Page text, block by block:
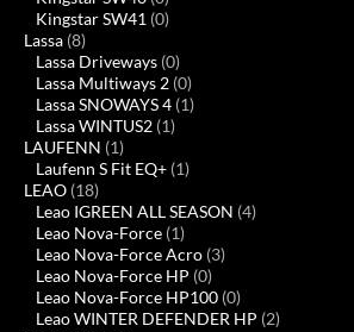
Kingstar SW41 (0)
Lassa (8)
Lassa Driveways (0)
Lassa Multiways 2 (0)
Lassa SNOWAYS 4 (1)
Lassa WINTUS2 (1)
LAUFENN (1)
Laufenn S Fit EQ+ (1)
LEAO (18)
Leao IGREEN ALL SEASON (4)
Leao Nova-Force (1)
Leao Nova-Force Acro (3)
Leao Nova-Force HP (0)
Leao Nova-Force HP100 (0)
Leao WINTER DEFENDER HP (2)